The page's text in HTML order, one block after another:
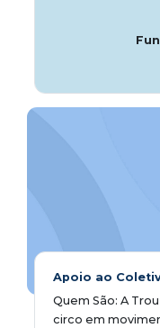
Apoio ao
Quem São: A
circo em